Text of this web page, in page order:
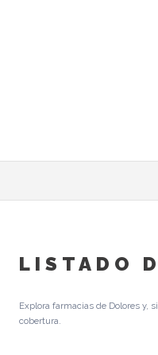
LISTADO
Explora farmacias de Dolores y,
cobertura.